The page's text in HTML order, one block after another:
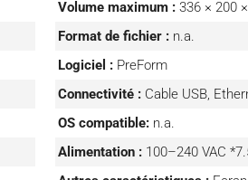
Volume maximum : 336 × 200
Format de fichier : n.a.
Logiciel : PreForm
Connectivité : Cable USB,
OS compatible: n.a.
Alimentation : 100–240 VAC